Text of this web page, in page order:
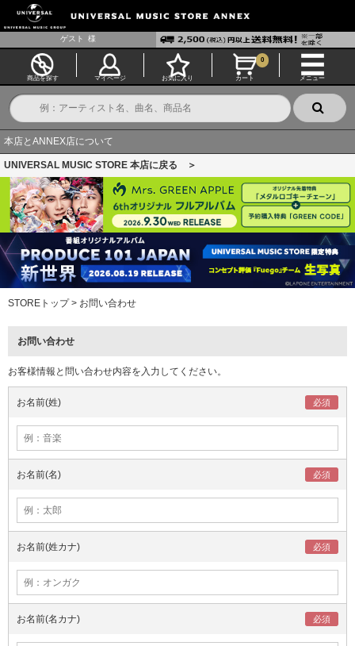
ゲスト 様
商品を探す マイページ お気に入り カート
0
メニュー
本店とANNEX店について
UNIVERSAL MUSIC STORE 本店に戻る ＞
STOREトップ> お問い合わせ
お問い合わせ
お客様情報と問い合わせ内容を入力してください。
お名前(姓)
お名前(名)
お名前(姓カナ)
お名前(名カナ)